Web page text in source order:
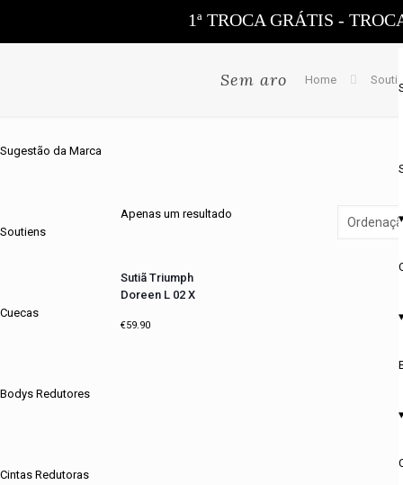
1ª TROCA GRÁTIS -
Sugestão da Marca
Soutiens
Cuecas
Bodys Redutores
Cintas Redutoras
Sem aro Home
Apenas um resultado
Sutiã Triumph
Doreen L 02 X
€59.90